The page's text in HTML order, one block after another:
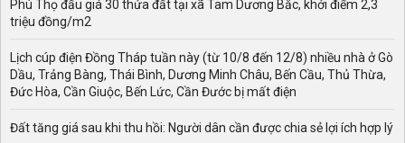
Phú Thọ đấu giá 30 thửa đất tại xã Tam Dương Bắc, khởi điểm 2,3
triệu đồng/m2
Lịch cúp điện Đồng Tháp tuần này (từ 10/8 đến 12/8) nhiều nhà ở Gò
Dầu, Trảng Bàng, Thái Bình, Dương Minh Châu, Bến Cầu, Thủ Thừa,
Đức Hòa, Cần Giuộc, Bến Lức, Cần Đước bị mất điện
Đất tăng giá sau khi thu hồi: Người dân cần được chia sẻ lợi ích hợp lý